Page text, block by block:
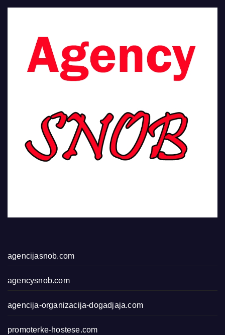
agencijasnob.com
agencysnob.com
agencija-organizacija-dogadjaja.com
promoterke-hostese.com